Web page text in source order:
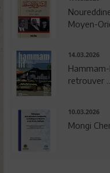
Moyen-
14.03.2026
retrouver
10.03.2026
Mongi